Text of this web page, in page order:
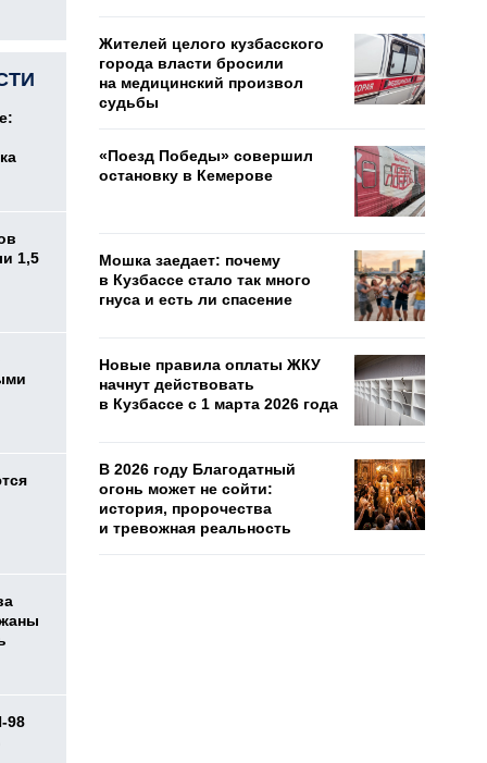
1,5
98
Жителей целого кузбасского
города власти бросили
на медицинский произвол
судьбы
«Поезд Победы» совершил
остановку в Кемерове
Мошка заедает: почему
в Кузбассе стало так много
гнуса и есть ли спасение
Новые правила оплаты ЖКУ
начнут действовать
в Кузбассе с 1 марта 2026 года
В 2026 году Благодатный
огонь может не сойти:
история, пророчества
и тревожная реальность